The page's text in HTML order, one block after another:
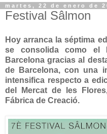
martes, 22 de enero de
Festival Sâlmon
Hoy arranca la séptima
se consolida como el
Barcelona gracias al
de Barcelona, con una
intensifica respecto a
del Mercat de les
Fábrica de Creació.